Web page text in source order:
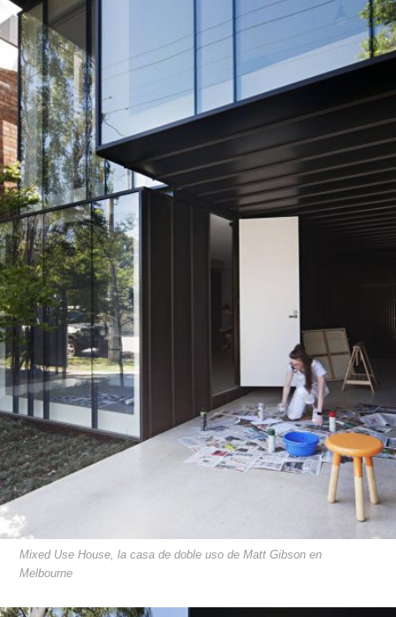
Mixed Use House, la casa de doble uso de Matt Gibson en
Melbourne